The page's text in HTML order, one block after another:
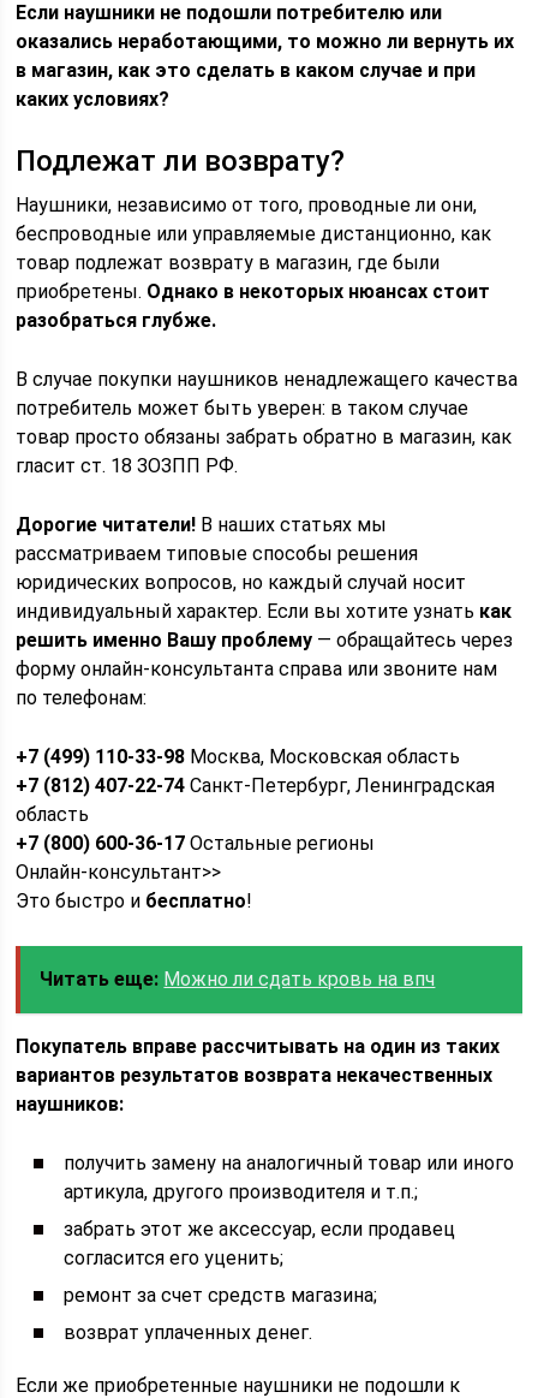
Если наушники не подошли потребителю или
оказались неработающими, то можно ли вернуть их
в магазин, как это сделать в каком случае и при
каких условиях?
Подлежат ли возврату?
Наушники, независимо от того, проводные ли они,
беспроводные или управляемые дистанционно, как
товар подлежат возврату в магазин, где были
приобретены. Однако в некоторых нюансах стоит
разобраться глубже.
В случае покупки наушников ненадлежащего качества
потребитель может быть уверен: в таком случае
товар просто обязаны забрать обратно в магазин, как
гласит ст. 18 ЗОЗПП РФ.
Дорогие читатели! В наших статьях мы
рассматриваем типовые способы решения
юридических вопросов, но каждый случай носит
индивидуальный характер. Если вы хотите узнать как
решить именно Вашу проблему — обращайтесь через
форму онлайн-консультанта справа или звоните нам
по телефонам:
+7 (499) 110-33-98 Москва, Московская область
+7 (812) 407-22-74 Санкт-Петербург, Ленинградская
область
+7 (800) 600-36-17 Остальные регионы
Онлайн-консультант>>
Это быстро и бесплатно!
Читать еще: Можно ли сдать кровь на впч
Покупатель вправе рассчитывать на один из таких
вариантов результатов возврата некачественных
наушников:
получить замену на аналогичный товар или иного
артикула, другого производителя и т.п.;
забрать этот же аксессуар, если продавец
согласится его уценить;
ремонт за счет средств магазина;
возврат уплаченных денег.
Если же приобретенные наушники не подошли к